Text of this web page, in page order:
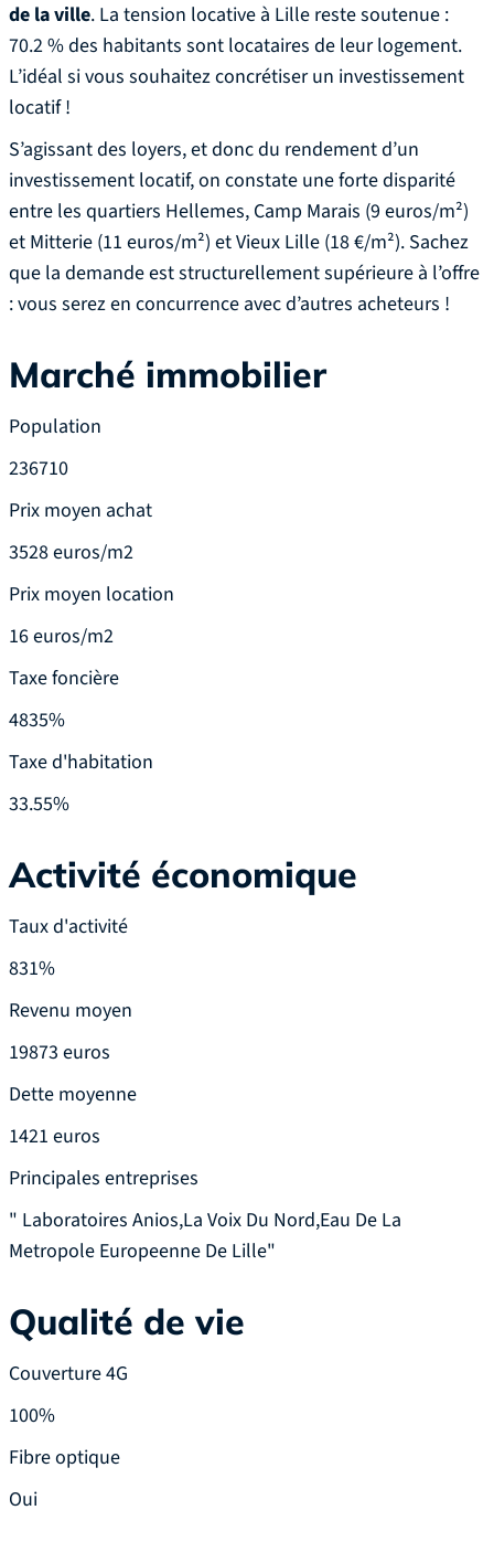
de la ville. La tension locative à Lille reste soutenue :
70.2 % des habitants sont locataires de leur logement.
L’idéal si vous souhaitez concrétiser un investissement
locatif !
S’agissant des loyers, et donc du rendement d’un
investissement locatif, on constate une forte disparité
entre les quartiers Hellemes, Camp Marais (9 euros/m²)
et Mitterie (11 euros/m²) et Vieux Lille (18 €/m²). Sachez
que la demande est structurellement supérieure à l’offre
: vous serez en concurrence avec d’autres acheteurs !
Marché immobilier
Population
236710
Prix moyen achat
3528 euros/m2
Prix moyen location
16 euros/m2
Taxe foncière
4835%
Taxe d'habitation
33.55%
Activité économique
Taux d'activité
831%
Revenu moyen
19873 euros
Dette moyenne
1421 euros
Principales entreprises
" Laboratoires Anios,La Voix Du Nord,Eau De La
Metropole Europeenne De Lille"
Qualité de vie
Couverture 4G
100%
Fibre optique
Oui